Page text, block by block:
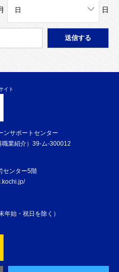
日
イト
ンサポートセンター
職業紹介）39-ム-300012
センター5階
始・祝日を除く）